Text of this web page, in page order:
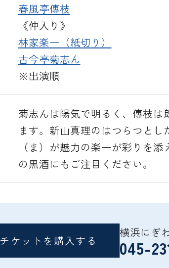
春風亭傳枝
《仲入り》
林家楽一（紙切り）
古今亭菊志ん
※出演順
菊志んは陽気で明るく、傳枝
ます。新山真理のはつらつと
（ま）が魅力の楽一が彩りを
の黒酒にもご注目ください。
チケットを購入する
横浜にぎ
045-